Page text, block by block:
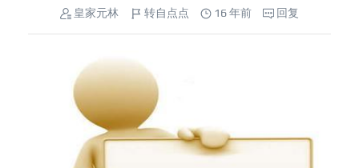
皇家元林 转自点点 16 年前 回复